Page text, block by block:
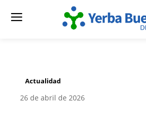
Actualidad
26 de abril de 2026